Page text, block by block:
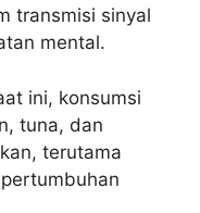
transmisi sinyal
mental.
ini, konsumsi
tuna, dan
terutama